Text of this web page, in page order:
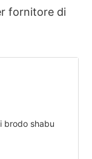
fornitore di